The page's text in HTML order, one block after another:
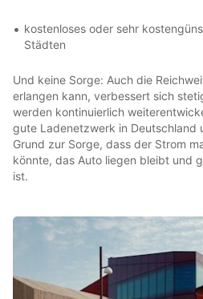
kostenloses oder sehr
Städten
Und keine Sorge: Auch die
erlangen kann, verbessert sich
werden kontinuierlich
gute Ladenetzwerk in Deutschland
Grund zur Sorge, dass der Strom
könnte, das Auto liegen bleibt und
ist.